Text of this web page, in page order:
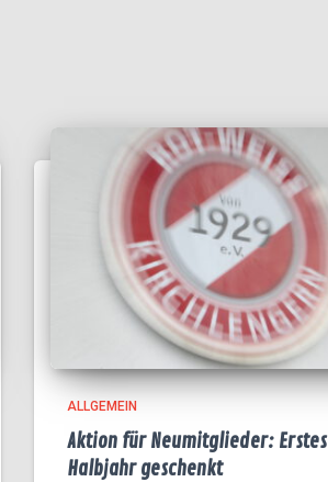
ALLGEMEIN
Aktion für Neumitglieder: Erstes
Halbjahr geschenkt